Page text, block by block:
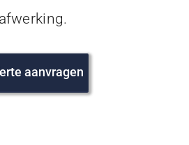
afwerking.
aanvragen